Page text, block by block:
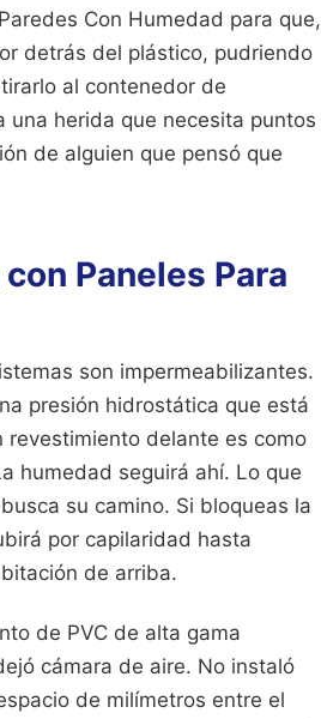
Con Humedad para que,
detrás del plástico, pudriendo
al contenedor de
una herida que necesita puntos
de alguien que pensó que
Paneles Para
son impermeabilizantes.
presión hidrostática que está
revestimiento delante es como
humedad seguirá ahí. Lo que
su camino. Si bloqueas la
por capilaridad hasta
de arriba.
de PVC de alta gama
cámara de aire. No instaló
de milímetros entre el